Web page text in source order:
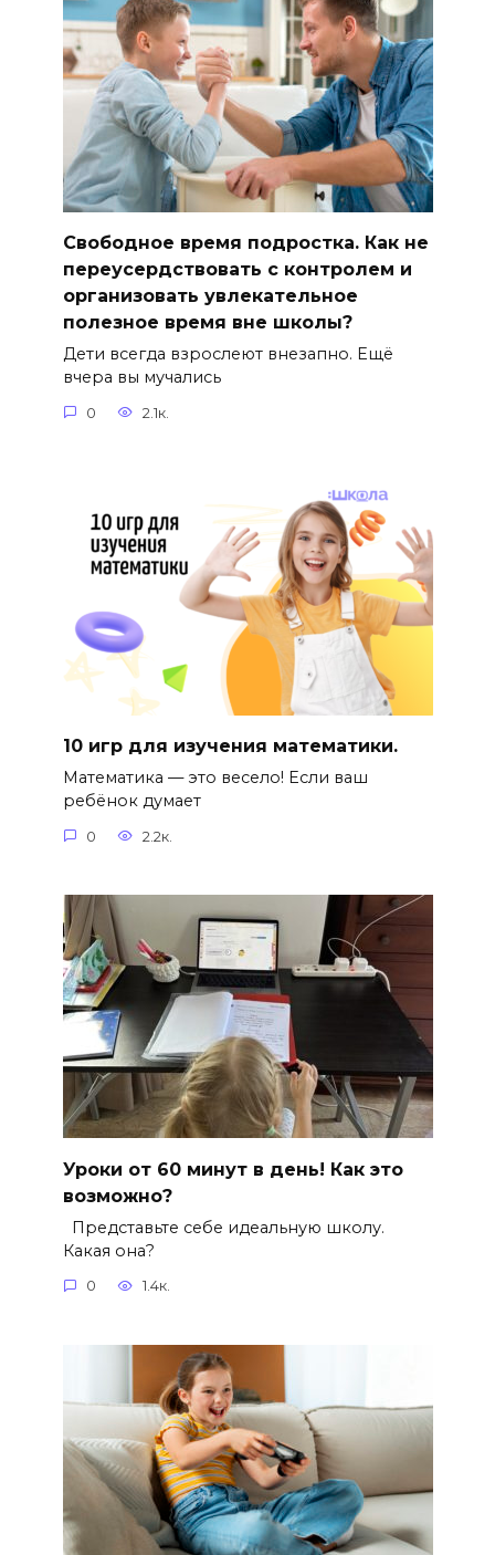
Свободное время подростка. Как не
переусердствовать с контролем и
организовать увлекательное
полезное время вне школы?
Дети всегда взрослеют внезапно. Ещё
вчера вы мучались
0 2.1к.
10 игр для изучения математики.
Математика — это весело! Если ваш
ребёнок думает
0 2.2к.
Уроки от 60 минут в день! Как это
возможно?
Представьте себе идеальную школу.
Какая она?
0 1.4к.